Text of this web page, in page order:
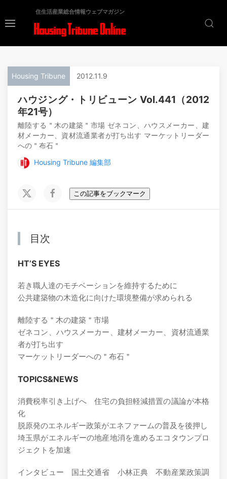
住生活産業総合情報ウェブマガジン
Housing Tribune 2012.11.9
ハウジング・トリビューン Vol.441（2012
年21号）
離陸する＂木の建築＂市場 ゼネコン、ハウスメーカー、建
材メーカー、資材流通業者が打ち出す マーケットリーダー
への＂布石＂
Housing Tribune 編集部
この記事をブックマーク
目次
HTʼS EYES
若き職人達のモチベーションを維持するために
公共建築物の木造化に向けた環境整備が求められる
離陸する＂木の建築＂市場
ゼネコン、ハウスメーカー、建材メーカー、資材流通業
者が打ち出す
マーケットリーダーへの＂布石＂
TOPICS&NEWS
消費税率引き上げへ 住宅の負担軽減措置の議論が本格
化
脱原発のエネルギー政策がエネファームの普及を後押し
埼玉県がエネルギーの地産地消を進めるエコタウンプロ
ジェクトを加速
インタビュー 国土交通省 小林正典 不動産業政策調